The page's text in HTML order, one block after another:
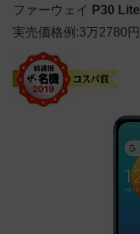
ファーウェイ P30 Lite
実売価格例:3万2780円